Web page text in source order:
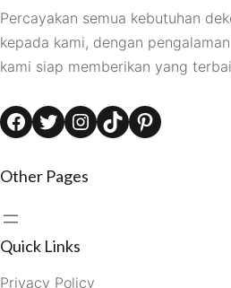
Percayakan semua kebutuhan
kepada kami, dengan
kami siap memberikan yang
Facebook Twitter Instagram TikTok Pinterest
Other Pages
Quick Links
Privacy Policy